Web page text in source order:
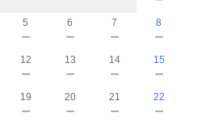
5
－
6
－
7
－
8
－
12
－
13
－
14
－
15
－
19
－
20
－
21
－
22
－